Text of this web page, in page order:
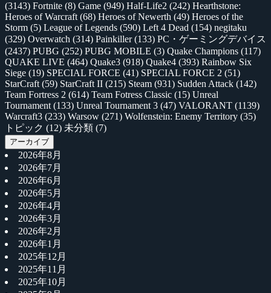
(3143) Fortnite (8) Game (949) Half-Life2 (242) Hearthstone:
Heroes of Warcraft (68) Heroes of Newerth (49) Heroes of the
Storm (5) League of Legends (590) Left 4 Dead (154) negitaku
(329) Overwatch (314) Painkiller(133) PC・ゲーミングデバイス
(2437) PUBG (252) PUBG MOBILE (3) Quake Champions (117)
QUAKE LIVE (464) Quake3 (918) Quake4 (393) Rainbow Six
Siege (19) SPECIAL FORCE (41) SPECIAL FORCE 2 (51)
StarCraft (59) StarCraft II (215) Steam (931) Sudden Attack (142)
Team Fortress 2 (614) Team Fotress Classic (15) Unreal
Tournament (133) Unreal Tournament 3 (47) VALORANT (1139)
Warcraft3 (233) Warsow (271) Wolfenstein: Enemy Territory (35)
トピック (12) 未分類 (7)
アーカイブ
2026年8月
2026年7月
2026年6月
2026年5月
2026年4月
2026年3月
2026年2月
2026年1月
2025年12月
2025年11月
2025年10月